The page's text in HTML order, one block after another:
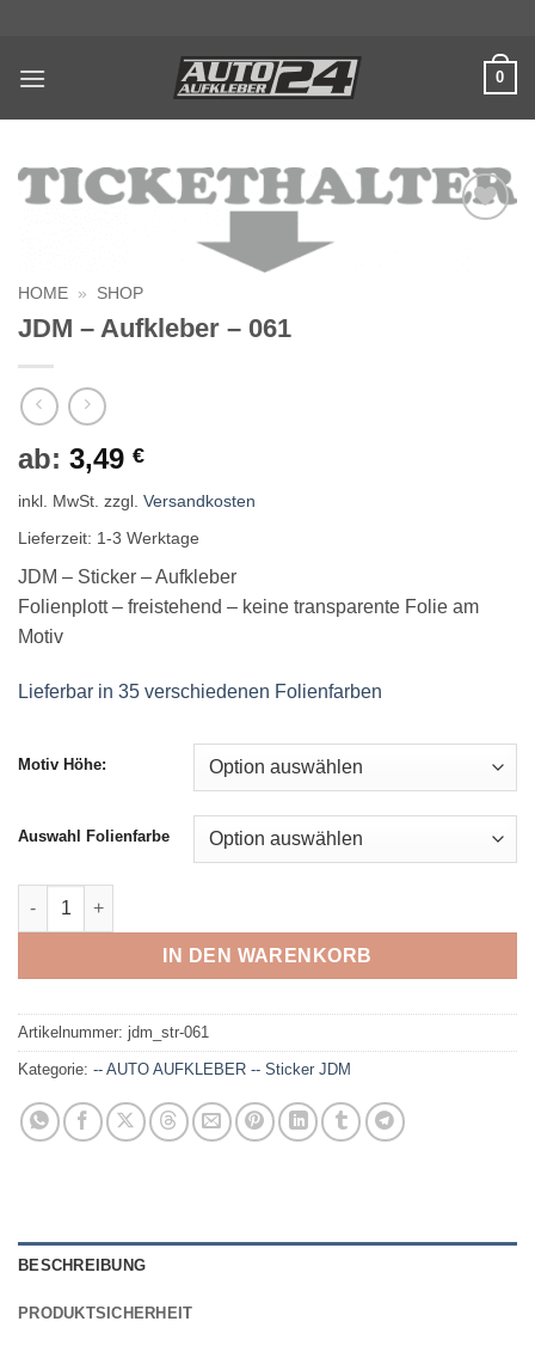
springen
0
HOME » SHOP
JDM – Aufkleber – 061
ab: 3,49 €
inkl. MwSt. zzgl. Versandkosten
Lieferzeit: 1-3 Werktage
JDM – Sticker – Aufkleber
Folienplott – freistehend – keine transparente Folie am
Motiv
Lieferbar in 35 verschiedenen Folienfarben
Motiv Höhe:
Auswahl Folienfarbe
JDM - Aufkleber - 061 Menge
IN DEN WARENKORB
Artikelnummer: jdm_str-061
Kategorie: -- AUTO AUFKLEBER -- Sticker JDM
BESCHREIBUNG
PRODUKTSICHERHEIT